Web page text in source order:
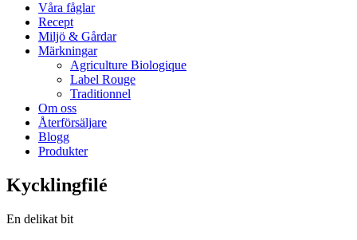
Våra fåglar
Recept
Miljö & Gårdar
Märkningar
Agriculture Biologique
Label Rouge
Traditionnel
Om oss
Återförsäljare
Blogg
Produkter
Kycklingfilé
En delikat bit